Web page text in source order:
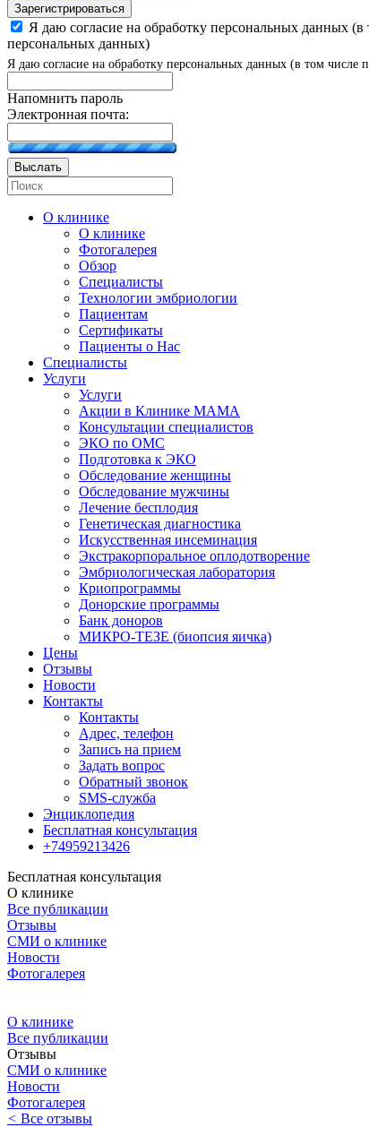
Зарегистрироваться
Я даю согласие на обработку персональных данных
персональных данных)
Я даю согласие на обработку персональных данных (в том числе
Напомнить пароль
Электронная почта:
Выслать
О клинике
О клинике
Фотогалерея
Обзор
Специалисты
Технологии эмбриологии
Пациентам
Сертификаты
Пациенты о Нас
Специалисты
Услуги
Услуги
Акции в Клинике МАМА
Консультации специалистов
ЭКО по ОМС
Подготовка к ЭКО
Обследование женщины
Обследование мужчины
Лечение бесплодия
Генетическая диагностика
Искусственная инсеминация
Экстракорпоральное оплодотворение
Эмбриологическая лаборатория
Криопрограммы
Донорские программы
Банк доноров
МИКРО-ТЕЗЕ (биопсия яичка)
Цены
Отзывы
Новости
Контакты
Контакты
Адрес, телефон
Запись на прием
Задать вопрос
Обратный звонок
SMS-служба
Энциклопедия
Бесплатная консультация
+74959213426
Бесплатная консультация
О клинике
Все публикации
Отзывы
СМИ о клинике
Новости
Фотогалерея
О клинике
Все публикации
Отзывы
СМИ о клинике
Новости
Фотогалерея
< Все отзывы